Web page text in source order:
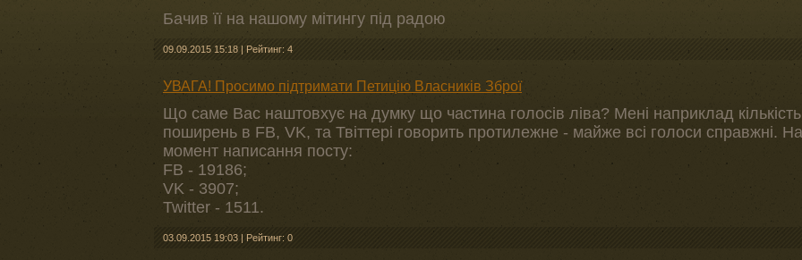
Бачив її на нашому мітингу під радою
09.09.2015 15:18 | Рейтинг: 4
УВАГА! Просимо підтримати Петицію Власників Зброї
Що саме Вас наштовхує на думку що частина голосів ліва? Мені наприклад кількість
поширень в FB, VK, та Твіттері говорить протилежне - майже всі голоси справжні. На
момент написання посту:
FB - 19186;
VK - 3907;
Twitter - 1511.
03.09.2015 19:03 | Рейтинг: 0